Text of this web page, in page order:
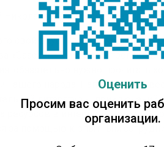
Николаевич, что Вы можете
свой вкус и литературные
«Сааскы Кэм», очень
обязательно нужно прочитать
нашего народа. Например,
литературы, приключений
ресурсов в интернете, которые
за помощью к опытным
Оценить
Просим вас оценить
организации.